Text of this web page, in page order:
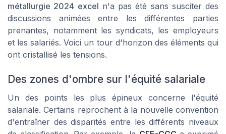
métallurgie 2024 excel n'a pas été sans susciter des
discussions animées entre les différentes parties
prenantes, notamment les syndicats, les employeurs
et les salariés. Voici un tour d'horizon des éléments qui
ont cristallisé les tensions.
Des zones d'ombre sur l'équité salariale
Un des points les plus épineux concerne l'équité
salariale. Certains reprochent à la nouvelle convention
d'entraîner des disparités entre les différents niveaux